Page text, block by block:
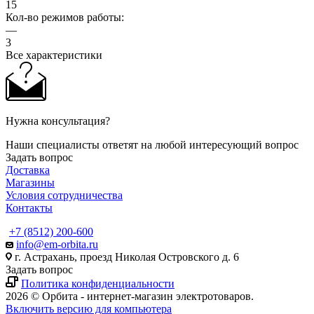
15
Кол-во режимов работы:
—
3
Все характеристики
Нужна консультация?
Наши специалисты ответят на любой интересующий вопрос
Задать вопрос
Доставка
Магазины
Условия сотрудничества
Контакты
+7 (8512) 200-600
info@em-orbita.ru
г. Астрахань, проезд Николая Островского д. 6
Задать вопрос
Политика конфиденциальности
2026 © Орбита - интернет-магазин электротоваров.
Включить версию для компьютера